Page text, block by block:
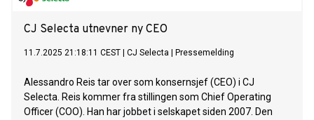
CJ Selecta utnevner ny CEO
11.7.2025 21:18:11 CEST CJ Selecta Pressemelding
Alessandro Reis tar over som konsernsjef (CEO) i CJ
Selecta. Reis kommer fra stillingen som Chief Operating
Officer (COO). Han har jobbet i selskapet siden 2007. Den